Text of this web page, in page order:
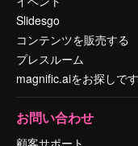
Slidesgo
コンテンツを販売する
プレスルーム
magnific.aiをお探しで
お問い合わせ